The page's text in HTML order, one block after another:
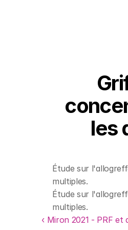
les
Étude sur
multiples.
Étude sur
multiples.
‹ Miron 2021 - PRF